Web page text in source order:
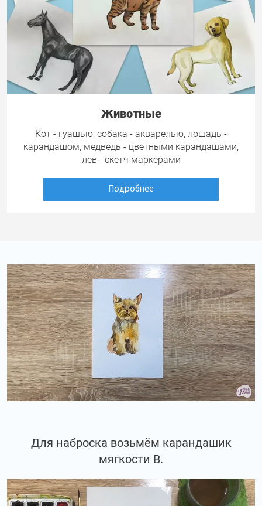
Животные
Кот - гуашью, собака - акварелью, лошадь -
карандашом, медведь - цветными карандашами,
лев - скетч маркерами
Подробнее
Для наброска возьмём карандашик
мягкости В.